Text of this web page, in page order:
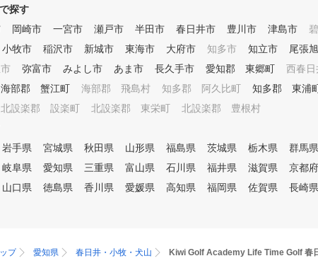
リルレッスン 150種類以上の練習
ータによる仮想ラウンド コースデ
模擬ラウンドを体験できます。 ⑧ ラ
初心者のコースデビューから中上
更新までしっかりサポート。 ～プラ
ンポイントレッスン、曜日・時間帯別
回）でプランが分かれております。 ご
探す
岡崎市 一宮市 瀬戸市 半田市 春日井市 豊川市 津島市
小牧市 稲沢市 新城市 東海市 大府市 知多市 知立市 尾張
弥富市 みよし市 あま市 長久手市 愛知郡 東郷町 西春
海部郡 蟹江町 海部郡 飛島村 知多郡 阿久比町 知多郡 東浦
北設楽郡 設楽町 北設楽郡 東栄町
北設楽郡 豊根村
岩手県 宮城県 秋田県 山形県 福島県 茨城県 栃木県 群馬県
岐阜県 愛知県 三重県 富山県 石川県 福井県 滋賀県 京都府
山口県 徳島県 香川県 愛媛県 高知県 福岡県 佐賀県 長崎県
プ 愛知県 春日井・小牧・犬山 Kiwi Golf Academy Life Time Golf 春